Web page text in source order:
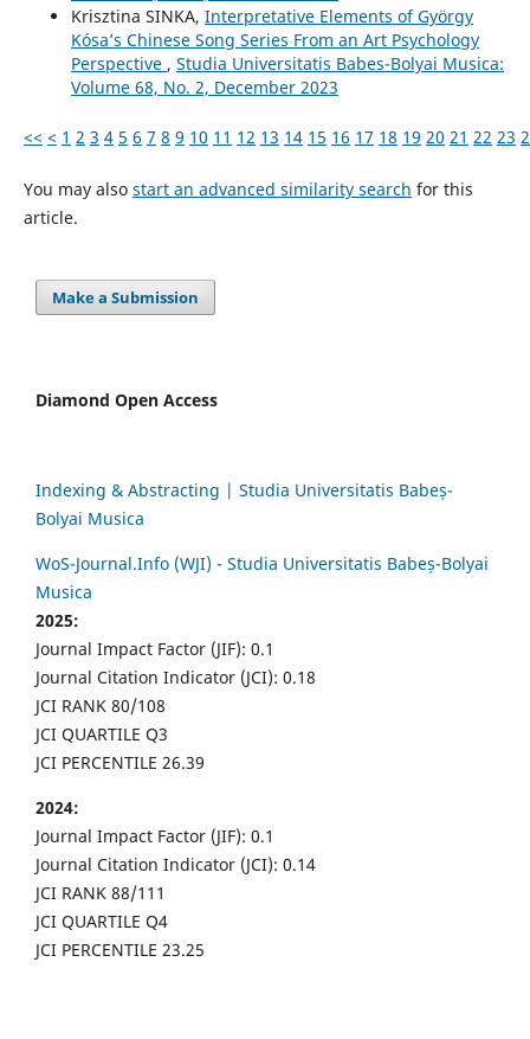
Krisztina SINKA, Interpretative Elements of György
Kósa’s Chinese Song Series From an Art Psychology
Perspective , Studia Universitatis Babes-Bolyai Musica:
Volume 68, No. 2, December 2023
<< < 1 2 3 4 5 6 7 8 9 10 11 12 13 14 15 16 17 18 19 20 21 22 23
You may also start an advanced similarity search for this
article.
Make a Submission
Diamond Open Access
Indexing & Abstracting | Studia Universitatis Babeș-
Bolyai Musica
WoS-Journal.Info (WJI) - Studia Universitatis Babeș-Bolyai
Musica
2025:
Journal Impact Factor (JIF): 0.1
Journal Citation Indicator (JCI): 0.18
JCI RANK 80/108
JCI QUARTILE Q3
JCI PERCENTILE 26.39
2024:
Journal Impact Factor (JIF): 0.1
Journal Citation Indicator (JCI): 0.14
JCI RANK 88/111
JCI QUARTILE Q4
JCI PERCENTILE 23.25